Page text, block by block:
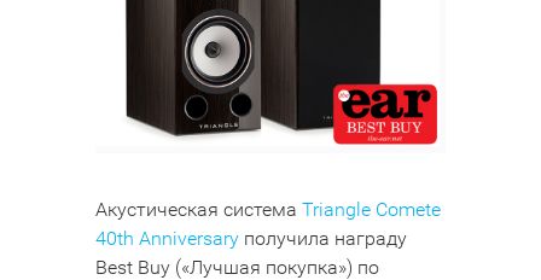
Акустическая система Triangle Comete
40th Anniversary получила награду
Best Buy («Лучшая покупка») по